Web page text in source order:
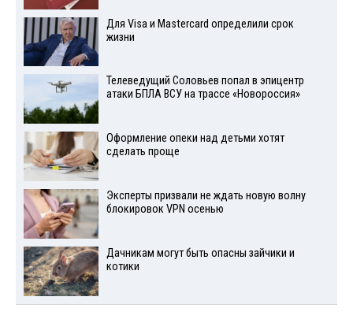
Для Visа и Mastercard определили срок
жизни
Телеведущий Соловьев попал в эпицентр
атаки БПЛА ВСУ на трассе «Новороссия»
Оформление опеки над детьми хотят
сделать проще
Эксперты призвали не ждать новую волну
блокировок VPN осенью
Дачникам могут быть опасны зайчики и
котики